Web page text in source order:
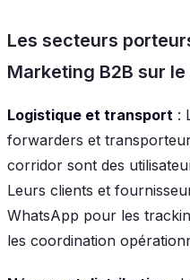
Les secteurs
Marketing B2B sur
Logistique et transport :
forwarders et
corridor sont des
Leurs clients et
WhatsApp pour les
les coordination